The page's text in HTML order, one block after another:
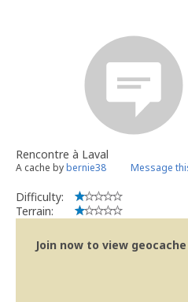
Rencontre à Laval
A cache bybernie38 Message
Difficulty:
Terrain:
Join now to view